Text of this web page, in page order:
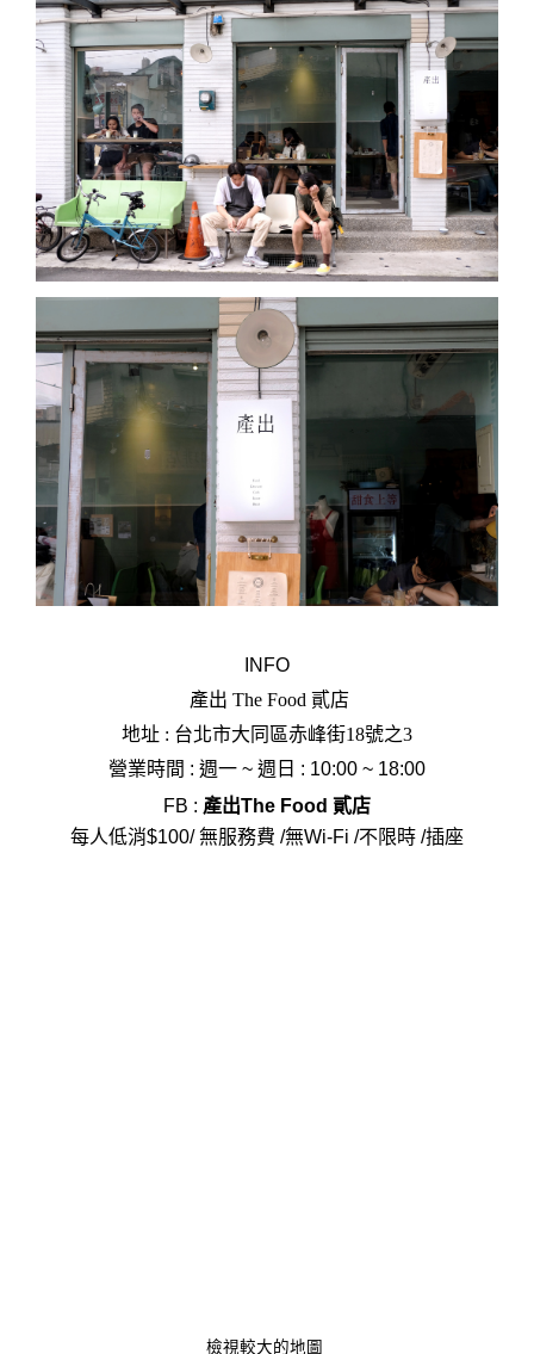
NFO
產出 The Food 貳店
地址 : 台北市大同區赤峰街18號之3
營業時間 : 週一 ~ 週日 : 10:00 ~ 18:00
FB : 產出The Food 貳店
每人低消$100/ 無服務費 /無Wi-Fi /不限時 /插座
檢視較大的地圖